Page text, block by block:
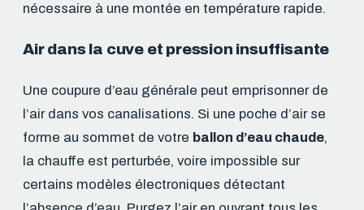
nécessaire à une montée en température rapide.
Air dans la cuve et pression insuffisante
Une coupure d’eau générale peut emprisonner de
l’air dans vos canalisations. Si une poche d’air se
forme au sommet de votre ballon d’eau chaude,
la chauffe est perturbée, voire impossible sur
certains modèles électroniques détectant